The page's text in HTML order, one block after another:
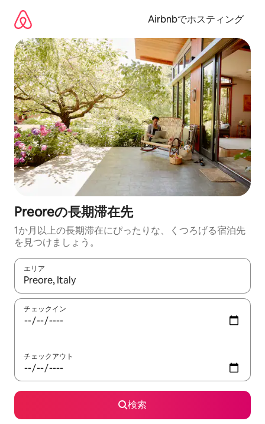
Airbnbでホスティング
Preoreの長期滞在先
1か月以上の長期滞在にぴったりな、くつろげる宿泊先
を見つけましょう。
エリア
検索結果が表示されたら、上下の矢印キーを使って移動するか
チェックイン
チェックアウト
検索